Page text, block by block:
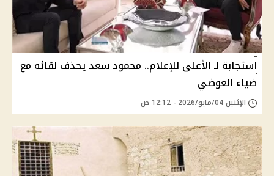
استجابة لـ الأعلى للإعلام.. محمود سعد يحذف لقائه مع
ضياء العوضي
الإثنين 04/مايو/2026 - 12:12 ص